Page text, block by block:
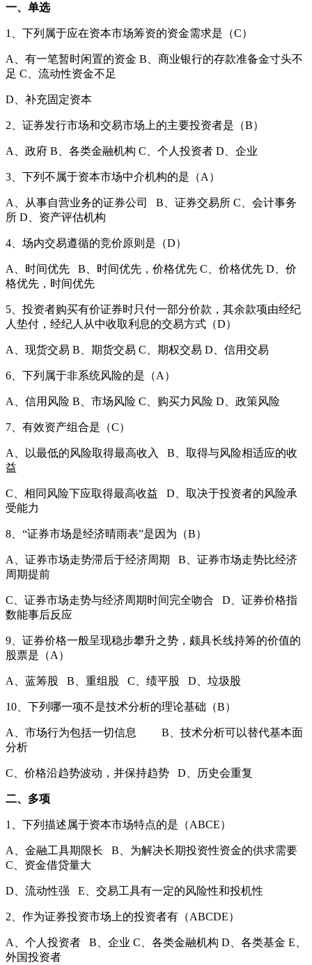
一、单选
1、下列属于应在资本市场筹资的资金需求是（C）
A、有一笔暂时闲置的资金 B、商业银行的存款准备金寸头不
足 C、流动性资金不足
D、补充固定资本
2、证券发行市场和交易市场上的主要投资者是（B）
A、政府 B、各类金融机构 C、个人投资者 D、企业
3、下列不属于资本市场中介机构的是（A）
A、从事自营业务的证券公司 B、证券交易所 C、会计事务
所 D、资产评估机构
4、场内交易遵循的竞价原则是（D）
A、时间优先 B、时间优先，价格优先 C、价格优先 D、价
格优先，时间优先
5、投资者购买有价证券时只付一部分价款，其余款项由经纪
人垫付，经纪人从中收取利息的交易方式（D）
A、现货交易 B、期货交易 C、期权交易 D、信用交易
6、下列属于非系统风险的是（A）
A、信用风险 B、市场风险 C、购买力风险 D、政策风险
7、有效资产组合是（C）
A、以最低的风险取得最高收入 B、取得与风险相适应的收
益
C、相同风险下应取得最高收益 D、取决于投资者的风险承
受能力
8、“证券市场是经济晴雨表”是因为（B）
A、证券市场走势滞后于经济周期 B、证券市场走势比经济
周期提前
C、证券市场走势与经济周期时间完全吻合 D、证券价格指
数能事后反应
9、证券价格一般呈现稳步攀升之势，颇具长线持筹的价值的
股票是（A）
A、蓝筹股 B、重组股 C、绩平股 D、垃圾股
10、下列哪一项不是技术分析的理论基础（B）
A、市场行为包括一切信息 B、技术分析可以替代基本面
分析
C、价格沿趋势波动，并保持趋势 D、历史会重复
二、多项
1、下列描述属于资本市场特点的是（ABCE）
A、金融工具期限长 B、为解决长期投资性资金的供求需要
C、资金借贷量大
D、流动性强 E、交易工具有一定的风险性和投机性
2、作为证券投资市场上的投资者有（ABCDE）
A、个人投资者 B、企业 C、各类金融机构 D、各类基金 E、
外国投资者